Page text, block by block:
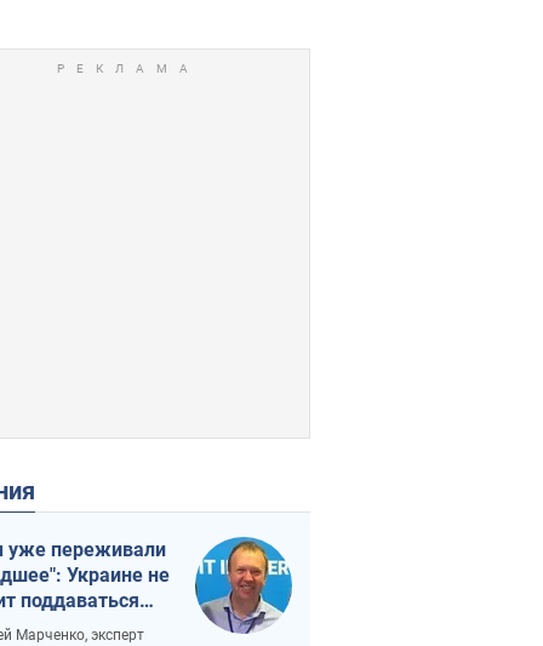
переживали
Украине не
поддаваться
из-за
Марченко, эксперт